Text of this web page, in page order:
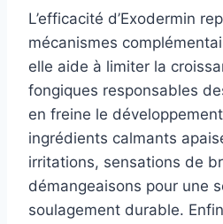
L’efficacité d’Exodermin
mécanismes
elle aide à limiter la
fongiques responsables
en freine le
ingrédients calmants
irritations, sensations de
démangeaisons pour une
soulagement durable.